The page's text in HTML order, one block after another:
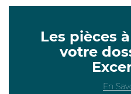
Les pièces
votre
En